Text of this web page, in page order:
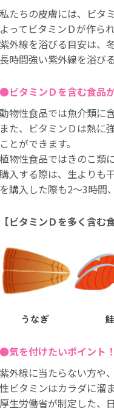
私たちの皮膚には、ビタ
よってビタミンＤが作られ
紫外線を浴びる目安は、
長時間強い紫外線を浴び
●ビタミンＤを含む食品
動物性食品では魚介類に
また、ビタミンＤは熱に
ことができます。
植物性食品ではきのこ類
購入する際は、生よりも
を購入した際も2～3時間
【ビタミンＤを多く含む
●気を付けたいポイント！
紫外線に当たらない方や
性ビタミンはカラダに溜
厚生労働省が制定した、